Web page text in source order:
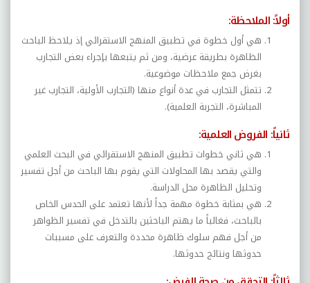
أولاً: الملاحظة:
هي أول خطوة في تطبيق المنهج الاستقرائي إذ يلاحظ الباحث
الظاهرة بطريقة عرضية، ومن ثم يتبعها بإجراء بعض التجارب
بغرض جمع ملاحظات موضوعية.
تتمثل التجارب في عدة أنواع منها (التجارب الأولية، التجارب غير
المباشرة، التجربة العلمية).
ثانياً: الفروض العلمية:
هي ثاني خطوات تطبيق المنهج الاستقرائي في البحث العلمي
والتي يقصد بها المحاولات التي يقوم بها الباحث من أجل تفسير
وتحليل الظاهرة محل الدراسة.
هي بمثابة خطوة مهمة جداً لأنها تعتمد على الحدس الخاص
بالباحث، فغالباً ما يهتم الباحثين بالتدخل في تفسير الظواهر
من أجل فهم سلوك ظاهرة محددة والتعرف على مسببات
حدوثها ونتائج حدوثها.